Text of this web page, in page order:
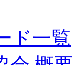
ド一覧